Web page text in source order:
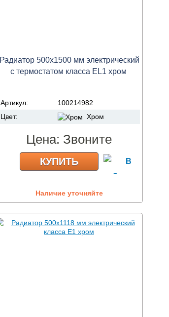
Радиатор 500x1500 мм электрический
с термостатом класса ЕL1 хром
Артикул:
100214982
Цвет:
Хром
Цена: Звоните
КУПИТЬ
Наличие уточняйте